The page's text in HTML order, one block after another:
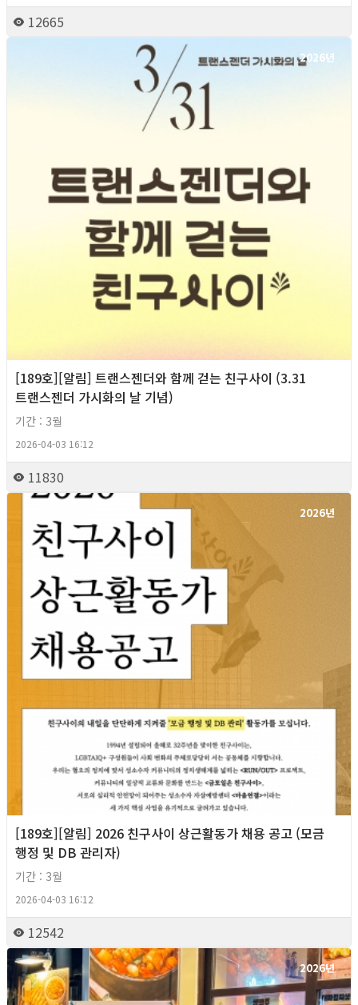
12665
2026년
[189호][알림] 트랜스젠더와 함께 걷는 친구사이 (3.31
트랜스젠더 가시화의 날 기념)
기간 : 3월
2026-04-03 16:12
11830
2026년
[189호][알림] 2026 친구사이 상근활동가 채용 공고 (모금
행정 및 DB 관리자)
기간 : 3월
2026-04-03 16:12
12542
2026년